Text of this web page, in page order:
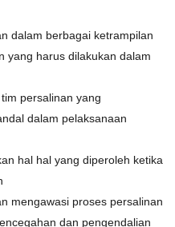
dalam berbagai ketrampilan
yang harus dilakukan dalam
persalinan yang
dalam pelaksanaan
hal hal yang diperoleh ketika
mengawasi proses persalinan
dan pengendalian